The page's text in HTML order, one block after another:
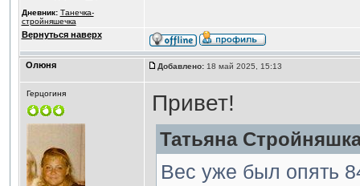
Дневник: Танечка-
стройняшечка
Вернуться наверх
Олюня Добавлено:18 май 2025, 15:13
Герцогиня Привет!
Татьяна
Вес уже был опять